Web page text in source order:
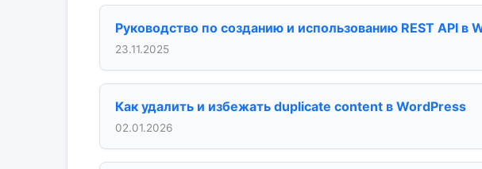
Руководство по созданию и использованию REST API в
23.11.2025
Как удалить и избежать duplicate content в WordPress
02.01.2026